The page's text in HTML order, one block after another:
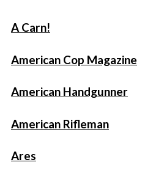
A Carn!
American Cop Magazine
American Handgunner
American Rifleman
Ares